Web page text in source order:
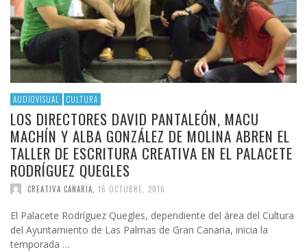
AUDIOVISUAL CULTURA
LOS DIRECTORES DAVID PANTALEÓN, MACU
MACHÍN Y ALBA GONZÁLEZ DE MOLINA ABREN EL
TALLER DE ESCRITURA CREATIVA EN EL PALACETE
RODRÍGUEZ QUEGLES
CREATIVA CANARIA 16 OCTUBRE, 2016
El Palacete Rodríguez Quegles, dependiente del área del Cultura
del Ayuntamiento de Las Palmas de Gran Canaria, inicia la
temporada …